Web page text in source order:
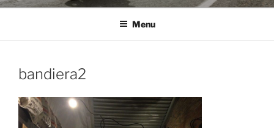
Menu
bandiera2